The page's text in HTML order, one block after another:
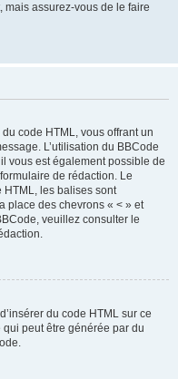
assurez-vous de le faire
code HTML, vous offrant un
L’utilisation du BBCode
vous est également possible de
de rédaction. Le
HTML, les balises sont
place des chevrons « < » et
veuillez consulter le
du code HTML sur ce
peut être générée par du